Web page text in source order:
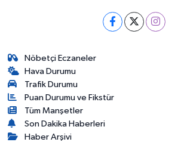
Nöbetçi Eczaneler
Hava Durumu
Trafik Durumu
Puan Durumu ve Fikstür
Tüm Manşetler
Son Dakika Haberleri
Haber Arşivi